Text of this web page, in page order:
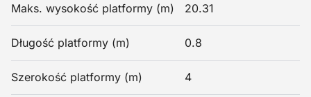
Maks. wysokość platformy (m) 20.31
Długość platformy (m) 0.8
Szerokość platformy (m) 4